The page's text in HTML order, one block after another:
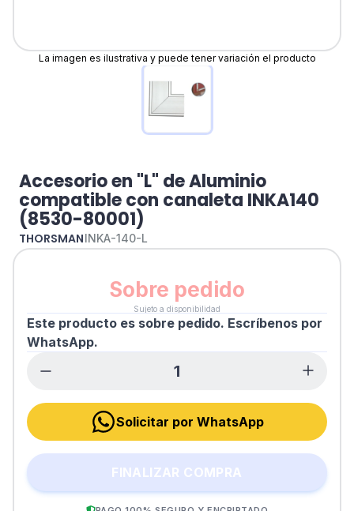
La imagen es ilustrativa y puede tener variación el producto
Accesorio en "L" de Aluminio
compatible con canaleta INKA140
(8530-80001)
THORSMANINKA-140-L
Sobre pedido
Sujeto a disponibilidad
Este producto es sobre pedido. Escríbenos por
WhatsApp.
Solicitar por WhatsApp
FINALIZAR COMPRA